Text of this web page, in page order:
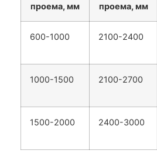
проема, мм
проема, мм
600-1000 2100-2400
1000-1500 2100-2700
1500-2000 2400-3000